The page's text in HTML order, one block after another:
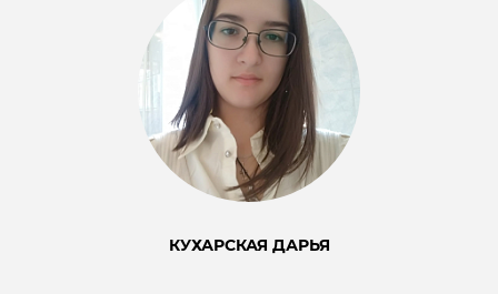
КУХАРСКАЯ ДАРЬЯ